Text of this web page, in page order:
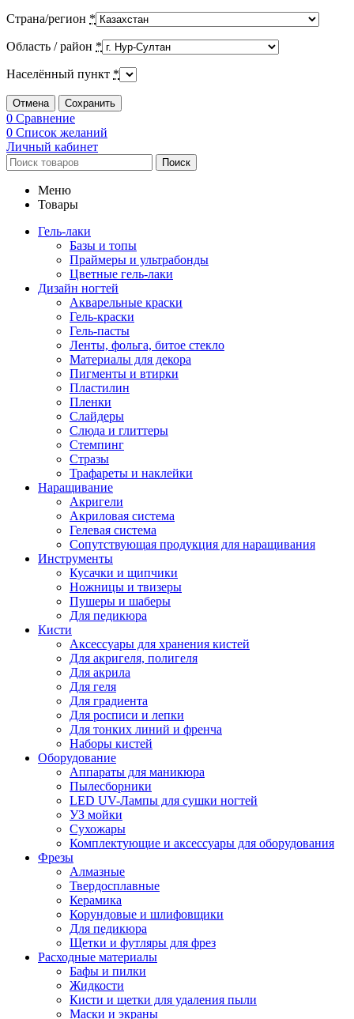
Страна/регион *
Область / район *
Населённый пункт *
Отмена Сохранить
0 Сравнение
0 Список желаний
Личный кабинет
Поиск
Меню
Товары
Гель-лаки
Базы и топы
Праймеры и ультрабонды
Цветные гель-лаки
Дизайн ногтей
Акварельные краски
Гель-краски
Гель-пасты
Ленты, фольга, битое стекло
Материалы для декора
Пигменты и втирки
Пластилин
Пленки
Слайдеры
Слюда и глиттеры
Стемпинг
Стразы
Трафареты и наклейки
Наращивание
Акригели
Акриловая система
Гелевая система
Сопутствующая продукция для наращивания
Инструменты
Кусачки и щипчики
Ножницы и твизеры
Пушеры и шаберы
Для педикюра
Кисти
Аксессуары для хранения кистей
Для акригеля, полигеля
Для акрила
Для геля
Для градиента
Для росписи и лепки
Для тонких линий и френча
Наборы кистей
Оборудование
Аппараты для маникюра
Пылесборники
LED UV-Лампы для сушки ногтей
УЗ мойки
Сухожары
Комплектующие и аксессуары для оборудования
Фрезы
Алмазные
Твердосплавные
Керамика
Корундовые и шлифовщики
Для педикюра
Щетки и футляры для фрез
Расходные материалы
Бафы и пилки
Жидкости
Кисти и щетки для удаления пыли
Маски и экраны